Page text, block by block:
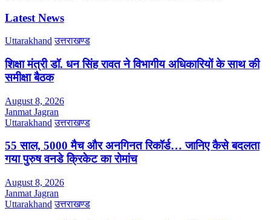
Latest News
Uttarakhand उत्तराखण्ड
शिक्षा मंत्री डॉ. धन सिंह रावत ने विभागीय अधिकारियों के साथ की
समीक्षा बैठक
August 8, 2026
Janmat Jagran
Uttarakhand उत्तराखण्ड
55 साल, 5000 मैच और अनगिनत रिकॉर्ड… जानिए कैसे बदलता
गया पुरुष वनडे क्रिकेट का रोमांच
August 8, 2026
Janmat Jagran
Uttarakhand उत्तराखण्ड